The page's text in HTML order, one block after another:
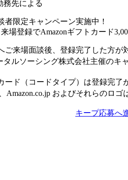
先による
限定キャンペーン実施中！
場登録でAmazonギフトカード
ご来場面談後、登録完了した方が
ルソーシング株式会社主催のキ
ード（コードタイプ）は登録完了
Amazon.co.jp およびそれらのロゴ
キープ応募へ